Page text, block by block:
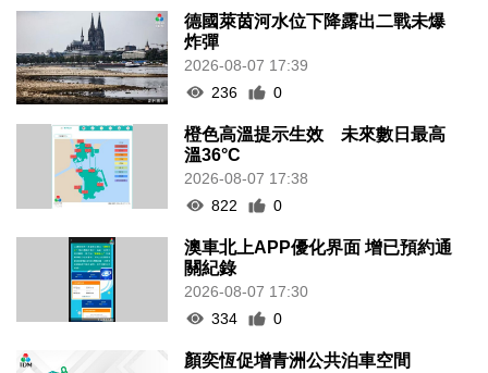
德國萊茵河水位下降露出二戰未爆
炸彈
2026-08-07 17:39
236
0
橙色高溫提示生效 未來數日最高
溫36°C
2026-08-07 17:38
822
0
澳車北上APP優化界面 增已預約通
關紀錄
2026-08-07 17:30
334
0
顏奕恆促增青洲公共泊車空間